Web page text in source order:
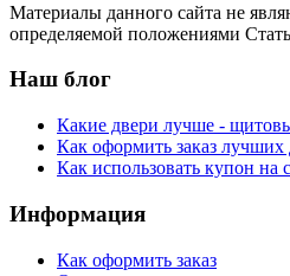
Материалы данного сайта не
определяемой положениями
Наш блог
Какие двери лучше -
Как оформить заказ лучших
Как использовать купон на
Информация
Как оформить заказ